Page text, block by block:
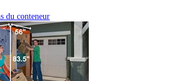
du conteneur